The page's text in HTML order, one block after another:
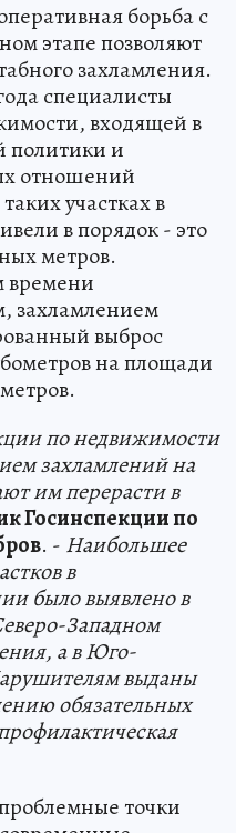
борьба с
этапе позволяют
захламления.
специалисты
входящей в
политики и
отношений
участках в
в порядок - это
метров.
времени
захламлением
выброс
на площади
по недвижимости
захламлений на
им перерасти в
Госинспекции по
. - Наибольшее
в
было выявлено в
Западном
а в Юго-
выданы
обязательных
точки